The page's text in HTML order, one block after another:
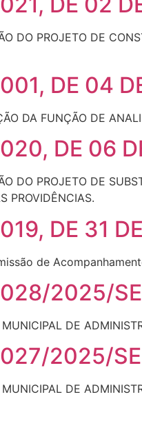
DO PROJETO DE
DE 04
DA FUNÇÃO DE
DE 06
DO PROJETO DE
PROVIDÊNCIAS.
DE 31
de
028/2025/
DE
027/2025/
DE